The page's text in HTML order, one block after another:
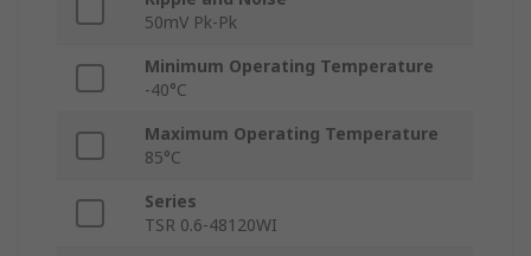
50mV Pk-Pk
Minimum Operating Temperature
-40°C
Maximum Operating Temperature
85°C
Series
TSR 0.6-48120WI